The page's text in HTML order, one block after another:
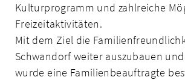
Kulturprogramm und zahlreiche
Freizeitaktivitäten.
Mit dem Ziel die
Schwandorf weiter auszubauen
wurde eine Familienbeauftragte